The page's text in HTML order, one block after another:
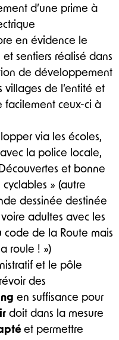
d’une prime à
en évidence le
sentiers réalisé dans
de développement
villages de l’entité et
facilement ceux-ci à
via les écoles,
la police locale,
et bonne
» (autre
dessinée destinée
adultes avec les
code de la Route mais
roule ! »)
et le pôle
des
en suffisance pour
doit dans la mesure
et permettre